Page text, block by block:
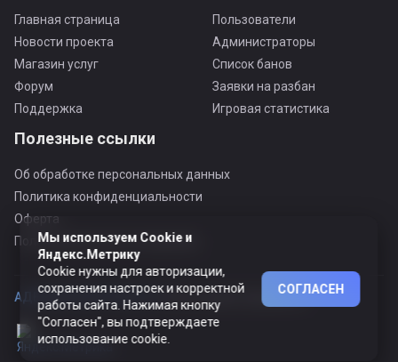
Главная страница
Новости проекта
Магазин услуг
Форум
Поддержка
Пользователи
Администраторы
Список банов
Заявки на разбан
Игровая статистика
Полезные ссылки
Об обработке персональных данных
Политика конфиденциальности
Оферта
Пользовательское соглашение
АДЕКВАТНЫЙ ПРОЕКТ ©© Все права защищены
Мы используем Cookie и
Яндекс.Метрику
Cookie нужны для авторизации,
сохранения настроек и корректной
работы сайта. Нажимая кнопку
"Согласен", вы подтверждаете
использование cookie.
СОГЛАСЕН